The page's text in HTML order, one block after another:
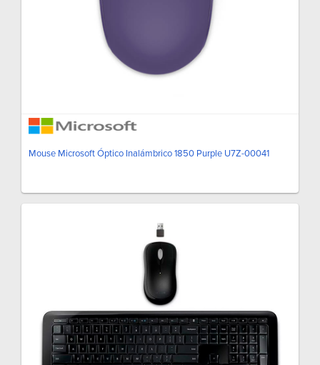
Mouse Microsoft Óptico Inalámbrico 1850 Purple U7Z-00041